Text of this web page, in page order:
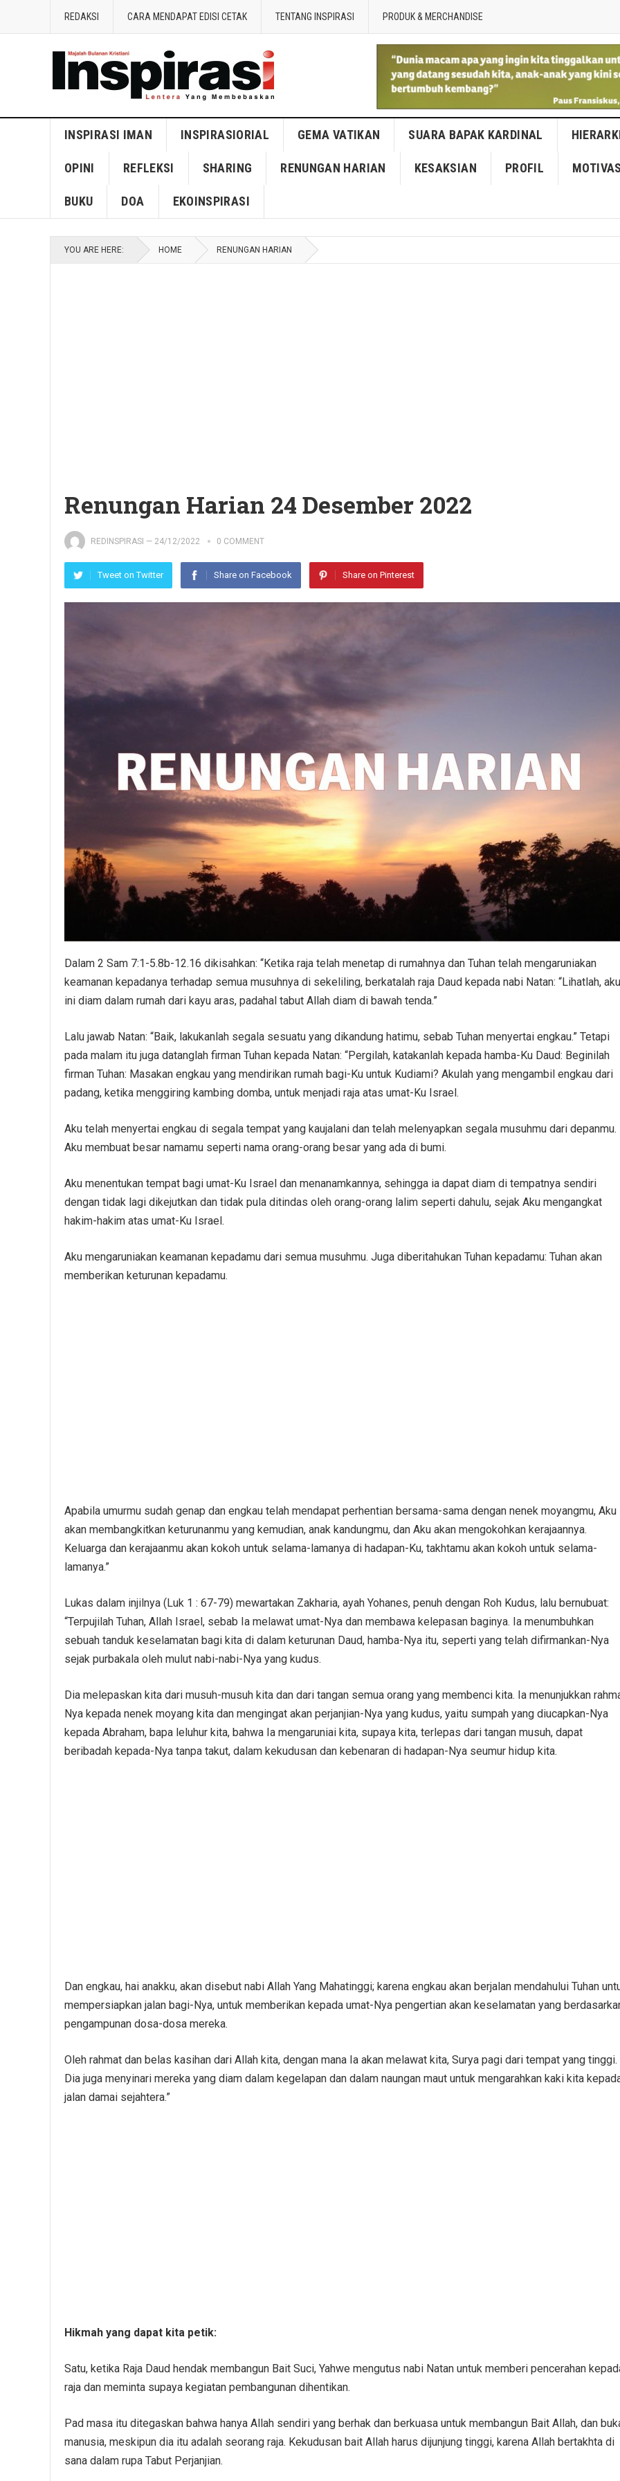
REDAKSI CARA MENDAPAT EDISI CETAK TENTANG INSPIRASI PRODUK & MERCHANDISE
INSPIRASI IMAN INSPIRASIORIAL GEMA VATIKAN SUARA BAPAK KARDINAL
OPINI REFLEKSI SHARING RENUNGAN HARIAN KESAKSIAN PROFIL
BUKU DOA EKOINSPIRASI
YOU ARE HERE: HOME RENUNGAN HARIAN
Renungan Harian 24 Desember 2022
REDINSPIRASI — 24/12/2022 0 COMMENT
Tweet on Twitter Share on Facebook Share on Pinterest
Dalam 2 Sam 7:1-5.8b-12.16 dikisahkan: “Ketika raja telah menetap di rumahnya dan Tuhan telah mengaruniakan
keamanan kepadanya terhadap semua musuhnya di sekeliling, berkatalah raja Daud kepada nabi Natan: “Lihatlah, aku
ini diam dalam rumah dari kayu aras, padahal tabut Allah diam di bawah tenda.”
Lalu jawab Natan: “Baik, lakukanlah segala sesuatu yang dikandung hatimu, sebab Tuhan menyertai engkau.” Tetapi
pada malam itu juga datanglah firman Tuhan kepada Natan: “Pergilah, katakanlah kepada hamba-Ku Daud: Beginilah
firman Tuhan: Masakan engkau yang mendirikan rumah bagi-Ku untuk Kudiami? Akulah yang mengambil engkau dari
padang, ketika menggiring kambing domba, untuk menjadi raja atas umat-Ku Israel.
Aku telah menyertai engkau di segala tempat yang kaujalani dan telah melenyapkan segala musuhmu dari depanmu.
Aku membuat besar namamu seperti nama orang-orang besar yang ada di bumi.
Aku menentukan tempat bagi umat-Ku Israel dan menanamkannya, sehingga ia dapat diam di tempatnya sendiri
dengan tidak lagi dikejutkan dan tidak pula ditindas oleh orang-orang lalim seperti dahulu, sejak Aku mengangkat
hakim-hakim atas umat-Ku Israel.
Aku mengaruniakan keamanan kepadamu dari semua musuhmu. Juga diberitahukan Tuhan kepadamu: Tuhan akan
memberikan keturunan kepadamu.
Apabila umurmu sudah genap dan engkau telah mendapat perhentian bersama-sama dengan nenek moyangmu, Aku
akan membangkitkan keturunanmu yang kemudian, anak kandungmu, dan Aku akan mengokohkan kerajaannya.
Keluarga dan kerajaanmu akan kokoh untuk selama-lamanya di hadapan-Ku, takhtamu akan kokoh untuk selama-
lamanya.”
Lukas dalam injilnya (Luk 1 : 67-79) mewartakan Zakharia, ayah Yohanes, penuh dengan Roh Kudus, lalu bernubuat:
“Terpujilah Tuhan, Allah Israel, sebab Ia melawat umat-Nya dan membawa kelepasan baginya. Ia menumbuhkan
sebuah tanduk keselamatan bagi kita di dalam keturunan Daud, hamba-Nya itu, seperti yang telah difirmankan-Nya
sejak purbakala oleh mulut nabi-nabi-Nya yang kudus.
Dia melepaskan kita dari musuh-musuh kita dan dari tangan semua orang yang membenci kita. Ia menunjukkan
Nya kepada nenek moyang kita dan mengingat akan perjanjian-Nya yang kudus, yaitu sumpah yang diucapkan-Nya
kepada Abraham, bapa leluhur kita, bahwa Ia mengaruniai kita, supaya kita, terlepas dari tangan musuh, dapat
beribadah kepada-Nya tanpa takut, dalam kekudusan dan kebenaran di hadapan-Nya seumur hidup kita.
Dan engkau, hai anakku, akan disebut nabi Allah Yang Mahatinggi; karena engkau akan berjalan mendahului Tuhan
mempersiapkan jalan bagi-Nya, untuk memberikan kepada umat-Nya pengertian akan keselamatan yang
pengampunan dosa-dosa mereka.
Oleh rahmat dan belas kasihan dari Allah kita, dengan mana Ia akan melawat kita, Surya pagi dari tempat yang tinggi.
Dia juga menyinari mereka yang diam dalam kegelapan dan dalam naungan maut untuk mengarahkan kaki kita
jalan damai sejahtera.”
Hikmah yang dapat kita petik:
Satu, ketika Raja Daud hendak membangun Bait Suci, Yahwe mengutus nabi Natan untuk memberi pencerahan
raja dan meminta supaya kegiatan pembangunan dihentikan.
Pad masa itu ditegaskan bahwa hanya Allah sendiri yang berhak dan berkuasa untuk membangun Bait Allah, dan
manusia, meskipun dia itu adalah seorang raja. Kekudusan bait Allah harus dijunjung tinggi, karena Allah bertakhta di
sana dalam rupa Tabut Perjanjian.